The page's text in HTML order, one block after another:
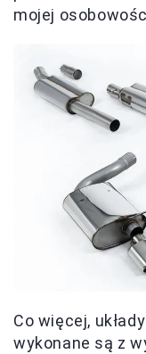
mojej
Co więcej,
wykonane są z